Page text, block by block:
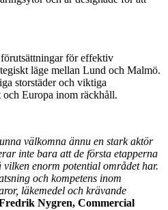
för effektiv
läge mellan Lund och Malmö.
storstäder och viktiga
Europa inom räckhåll.
välkomna ännu en stark aktör
inte bara att de första etapperna
enorm potential området har.
och kompetens inom
läkemedel och krävande
Nygren, Commercial